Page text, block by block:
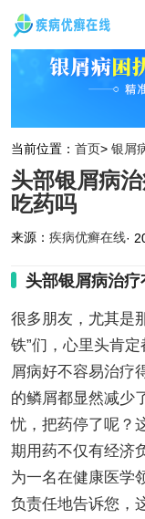
当前位置： 首页> 银屑
头部银屑病
吃药吗
来源： 疾病优癣在线·
头部银屑病治
很多朋友，尤其是
铁”们，心里头肯
屑病好不容易治疗
的鳞屑都显然减少
忧，把药停了呢？
期用药不仅有经济
为一名在健康医学
负责任地告诉您，